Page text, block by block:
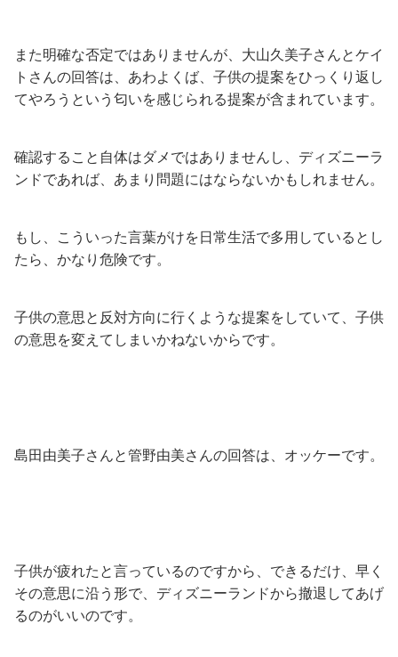
また明確な否定ではありませんが、大山久美子さんとケイ
トさんの回答は、あわよくば、子供の提案をひっくり返し
てやろうという匂いを感じられる提案が含まれています。
確認すること自体はダメではありませんし、ディズニーラ
ンドであれば、あまり問題にはならないかもしれません。
もし、こういった言葉がけを日常生活で多用しているとし
たら、かなり危険です。
子供の意思と反対方向に行くような提案をしていて、子供
の意思を変えてしまいかねないからです。
島田由美子さんと管野由美さんの回答は、オッケーです。
子供が疲れたと言っているのですから、できるだけ、早く
その意思に沿う形で、ディズニーランドから撤退してあげ
るのがいいのです。